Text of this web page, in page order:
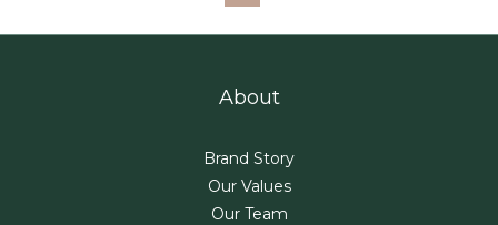
About
Brand Story
Our Values
Our Team